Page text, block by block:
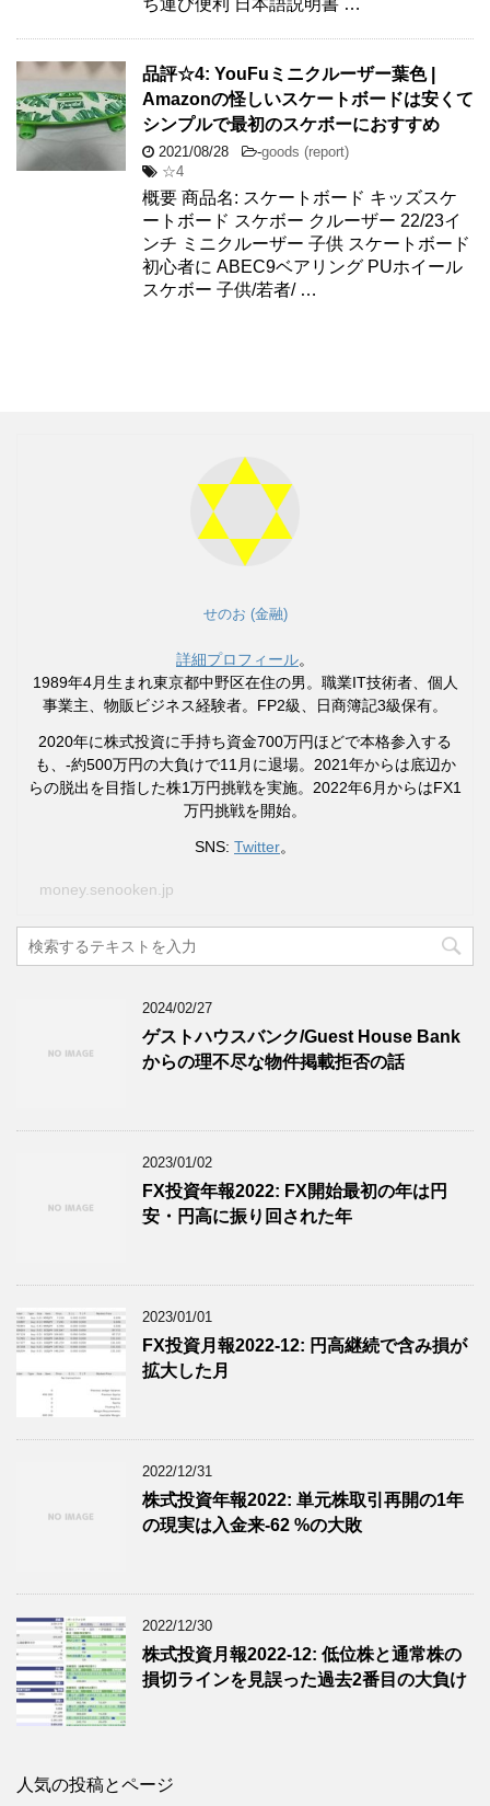
品評☆4: YouFuミニクルーザー葉色 |
Amazonの怪しいスケートボードは安くて
シンプルで最初のスケボーにおすすめ
2021/08/28 -goods (report)
☆4
概要 商品名: スケートボード キッズスケ
ートボード スケボー クルーザー 22/23イ
ンチ ミニクルーザー 子供 スケートボード
初心者に ABEC9ベアリング PUホイール
スケボー 子供/若者/ …
せのお (金融)
詳細プロフィール。
1989年4月生まれ東京都中野区在住の男。職業IT技術者、個人
事業主、物販ビジネス経験者。FP2級、日商簿記3級保有。
2020年に株式投資に手持ち資金700万円ほどで本格参入する
も、-約500万円の大負けで11月に退場。2021年からは底辺か
らの脱出を目指した株1万円挑戦を実施。2022年6月からはFX1
万円挑戦を開始。
SNS: Twitter。
money.senooken.jp
2024/02/27
ゲストハウスバンク/Guest House Bank
からの理不尽な物件掲載拒否の話
2023/01/02
FX投資年報2022: FX開始最初の年は円
安・円高に振り回された年
2023/01/01
FX投資月報2022-12: 円高継続で含み損が
拡大した月
2022/12/31
株式投資年報2022: 単元株取引再開の1年
の現実は入金来-62 %の大敗
2022/12/30
株式投資月報2022-12: 低位株と通常株の
損切ラインを見誤った過去2番目の大負け
人気の投稿とページ